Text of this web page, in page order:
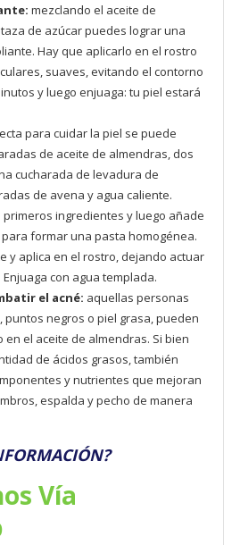
mezclando el aceite de
de azúcar puedes lograr una
Hay que aplicarlo en el rostro
suaves, evitando el contorno
y luego enjuaga: tu piel estará
para cuidar la piel se puede
de aceite de almendras, dos
cucharada de levadura de
de avena y agua caliente.
ingredientes y luego añade
formar una pasta homogénea.
y aplica en el rostro, dejando actuar
con agua templada.
el acné: aquellas personas
puntos negros o piel grasa, pueden
el aceite de almendras. Si bien
de ácidos grasos, también
y nutrientes que mejoran
espalda y pecho de manera
Vía